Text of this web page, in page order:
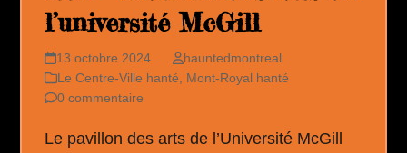
l’université McGill
13 octobre 2024
hauntedmontreal
Le Centre-Ville hanté, Mont-Royal hanté
0 commentaire
Le pavillon des arts de l’Université McGill